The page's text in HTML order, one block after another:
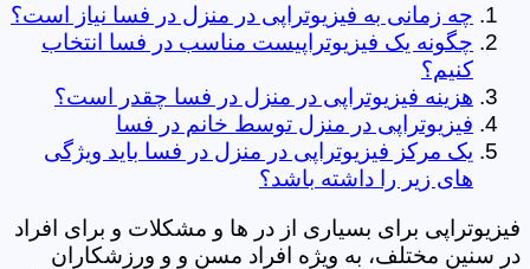
چه زمانی به فیزیوتراپی در منزل در فسا نیاز است؟
چگونه یک فیزیوتراپیست مناسب در فسا انتخاب
کنیم؟
هزینه فیزیوتراپی در منزل در فسا چقدر است؟
فیزیوتراپی در منزل توسط خانم در فسا
یک مرکز فیزیوتراپی در منزل در فسا باید ویژگی
های زیر را داشته باشد؟
فیزیوتراپی برای بسیاری از در ها و مشکلات و برای افراد
در سنین مختلف، به ویژه افراد مسن و و ورزشکاران